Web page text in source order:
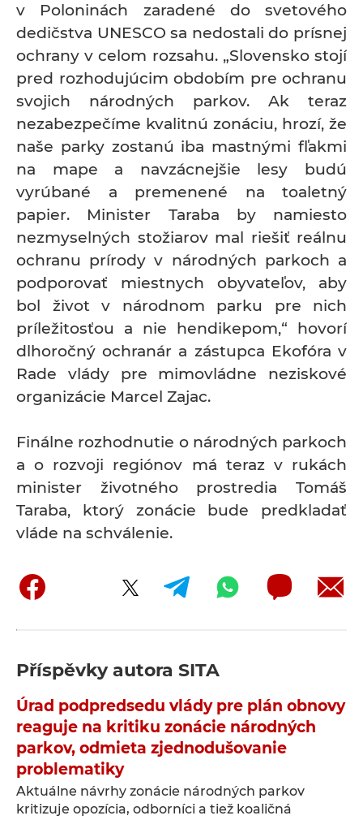
v Poloninách zaradené do svetového
dedičstva UNESCO sa nedostali do prísnej
ochrany v celom rozsahu. „Slovensko stojí
pred rozhodujúcim obdobím pre ochranu
svojich národných parkov. Ak teraz
nezabezpečíme kvalitnú zonáciu, hrozí, že
naše parky zostanú iba mastnými fľakmi
na mape a navzácnejšie lesy budú
vyrúbané a premenené na toaletný
papier. Minister Taraba by namiesto
nezmyselných stožiarov mal riešiť reálnu
ochranu prírody v národných parkoch a
podporovať miestnych obyvateľov, aby
bol život v národnom parku pre nich
príležitosťou a nie hendikepom,“ hovorí
dlhoročný ochranár a zástupca Ekofóra v
Rade vlády pre mimovládne neziskové
organizácie Marcel Zajac.
Finálne rozhodnutie o národných parkoch
a o rozvoji regiónov má teraz v rukách
minister životného prostredia Tomáš
Taraba, ktorý zonácie bude predkladať
vláde na schválenie.
Příspěvky autora SITA
Úrad podpredsedu vlády pre plán obnovy
reaguje na kritiku zonácie národných
parkov, odmieta zjednodušovanie
problematiky
Aktuálne návrhy zonácie národných parkov
kritizuje opozícia, odborníci a tiež koaličná